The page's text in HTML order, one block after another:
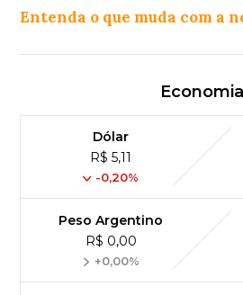
Entenda o que muda com a
Economia
Dólar
R$ 5,11
-0,20%
Peso Argentino
R$ 0,00
+0,00%